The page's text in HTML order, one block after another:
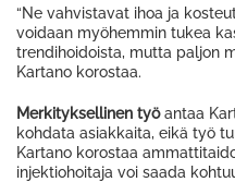
“Ne vahvistavat ihoa ja
voidaan myöhemmin tukea
trendihoidoista, mutta paljon
Kartano korostaa.
Merkityksellinen työantaa
kohdata asiakkaita, eikä työ
Kartano korostaa
injektiohoitaja voi saada